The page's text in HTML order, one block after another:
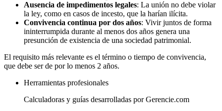
Ausencia de impedimentos legales: La unión no debe violar
la ley, como en casos de incesto, que la harían ilícita.
Convivencia continua por dos años: Vivir juntos de forma
ininterrumpida durante al menos dos años genera una
presunción de existencia de una sociedad patrimonial.
El requisito más relevante es el término o tiempo de convivencia,
que debe ser de por lo menos 2 años.
Herramientas profesionales
Calculadoras y guías desarrolladas por Gerencie.com